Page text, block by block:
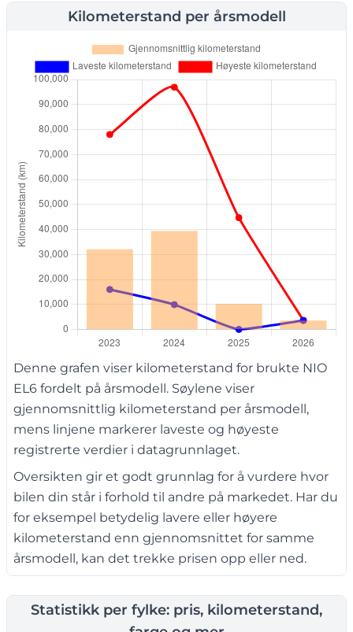
Kilometerstand per årsmodell
Denne grafen viser kilometerstand for brukte NIO
EL6 fordelt på årsmodell. Søylene viser
gjennomsnittlig kilometerstand per årsmodell,
mens linjene markerer laveste og høyeste
registrerte verdier i datagrunnlaget.
Oversikten gir et godt grunnlag for å vurdere hvor
bilen din står i forhold til andre på markedet. Har du
for eksempel betydelig lavere eller høyere
kilometerstand enn gjennomsnittet for samme
årsmodell, kan det trekke prisen opp eller ned.
Statistikk per fylke: pris, kilometerstand,